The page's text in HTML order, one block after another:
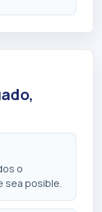
o
sea posible.